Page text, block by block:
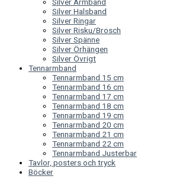
Silver Halsband
Silver Ringar
Silver Risku/Brosch
Silver Spänne
Silver Örhängen
Silver Övrigt
Tennarmband
Tennarmband 15 cm
Tennarmband 16 cm
Tennarmband 17 cm
Tennarmband 18 cm
Tennarmband 19 cm
Tennarmband 20 cm
Tennarmband 21 cm
Tennarmband 22 cm
Tennarmband Justerbar
Tavlor, posters och tryck
Böcker